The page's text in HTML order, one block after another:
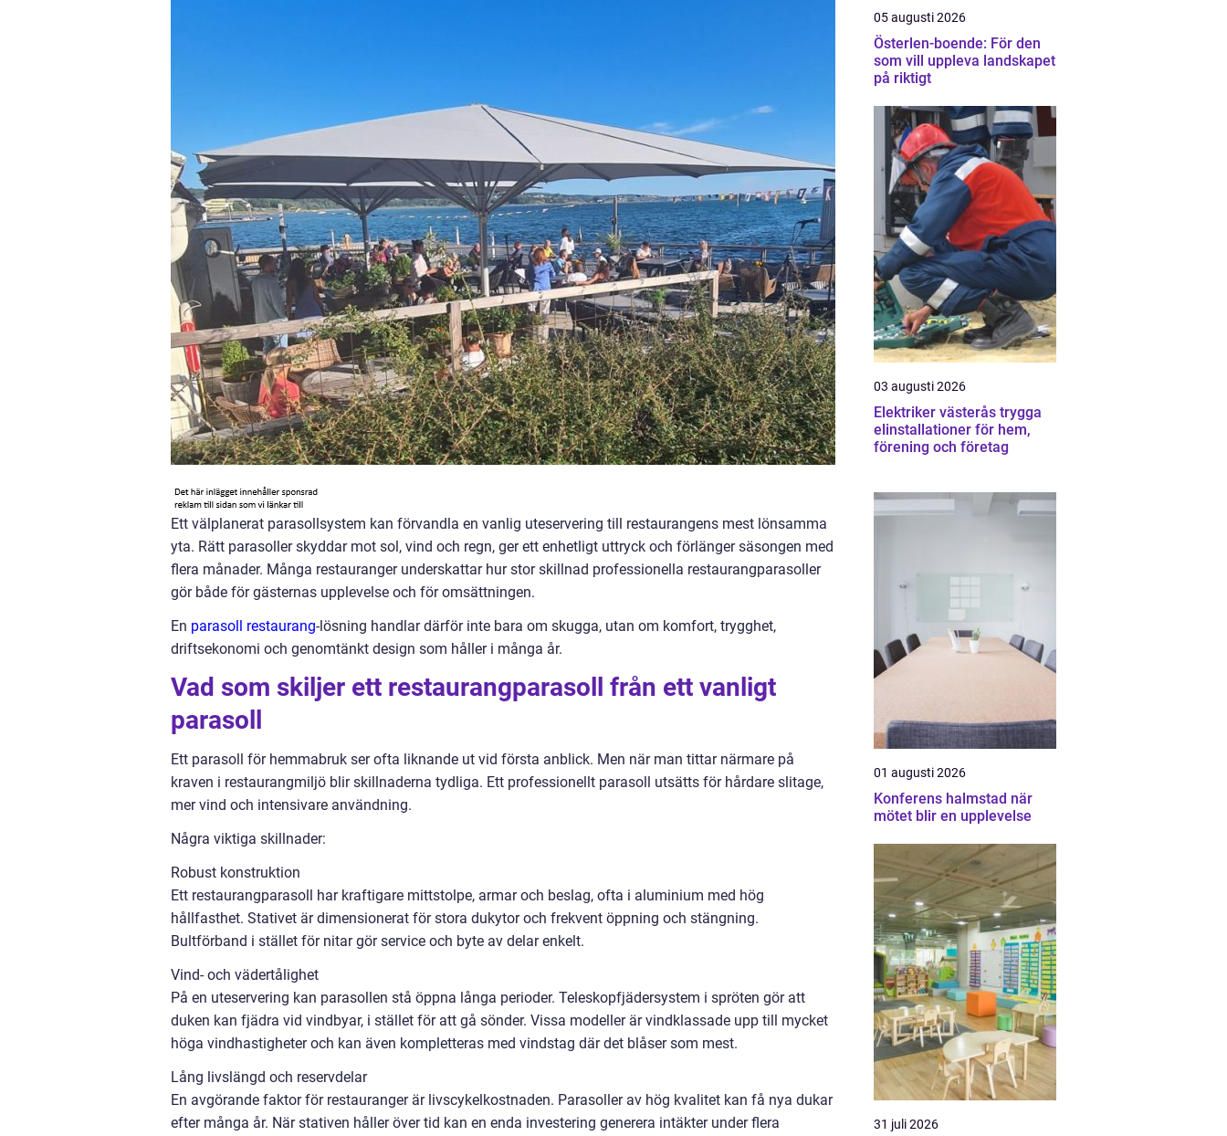
Ett välplanerat parasollsystem kan förvandla en vanlig uteservering till restaurangens mest lönsamma
yta. Rätt parasoller skyddar mot sol, vind och regn, ger ett enhetligt uttryck och förlänger säsongen med
flera månader. Många restauranger underskattar hur stor skillnad professionella restaurangparasoller
gör både för gästernas upplevelse och för omsättningen.
En parasoll restaurang-lösning handlar därför inte bara om skugga, utan om komfort, trygghet,
driftsekonomi och genomtänkt design som håller i många år.
Vad som skiljer ett restaurangparasoll från ett vanligt
parasoll
Ett parasoll för hemmabruk ser ofta liknande ut vid första anblick. Men när man tittar närmare på
kraven i restaurangmiljö blir skillnaderna tydliga. Ett professionellt parasoll utsätts för hårdare slitage,
mer vind och intensivare användning.
Några viktiga skillnader:
Robust konstruktion
Ett restaurangparasoll har kraftigare mittstolpe, armar och beslag, ofta i aluminium med hög
hållfasthet. Stativet är dimensionerat för stora dukytor och frekvent öppning och stängning.
Bultförband i stället för nitar gör service och byte av delar enkelt.
Vind- och vädertålighet
På en uteservering kan parasollen stå öppna långa perioder. Teleskopfjädersystem i spröten gör att
duken kan fjädra vid vindbyar, i stället för att gå sönder. Vissa modeller är vindklassade upp till mycket
höga vindhastigheter och kan även kompletteras med vindstag där det blåser som mest.
Lång livslängd och reservdelar
En avgörande faktor för restauranger är livscykelkostnaden. Parasoller av hög kvalitet kan få nya dukar
efter många år. När stativen håller över tid kan en enda investering generera intäkter under flera
05 augusti 2026
Österlen-boende: För den
som vill uppleva landskapet
på riktigt
03 augusti 2026
Elektriker västerås trygga
elinstallationer för hem,
förening och företag
01 augusti 2026
Konferens halmstad när
mötet blir en upplevelse
31 juli 2026